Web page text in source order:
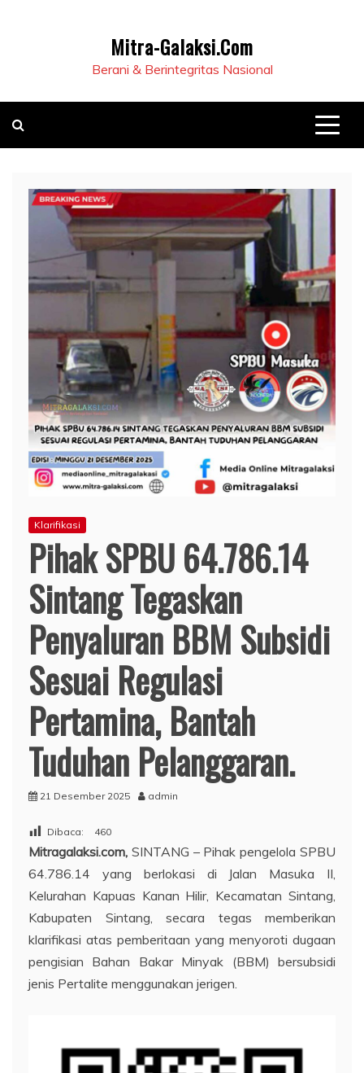
Mitra-Galaksi.Com
Berani & Berintegritas Nasional
Klarifikasi
Pihak SPBU 64.786.14
Sintang Tegaskan
Penyaluran BBM Subsidi
Sesuai Regulasi
Pertamina, Bantah
Tuduhan Pelanggaran.
21 Desember 2025 admin
Dibaca: 460
Mitragalaksi.com, SINTANG – Pihak pengelola SPBU
64.786.14 yang berlokasi di Jalan Masuka II,
Kelurahan Kapuas Kanan Hilir, Kecamatan Sintang,
Kabupaten Sintang, secara tegas memberikan
klarifikasi atas pemberitaan yang menyoroti dugaan
pengisian Bahan Bakar Minyak (BBM) bersubsidi
jenis Pertalite menggunakan jerigen.